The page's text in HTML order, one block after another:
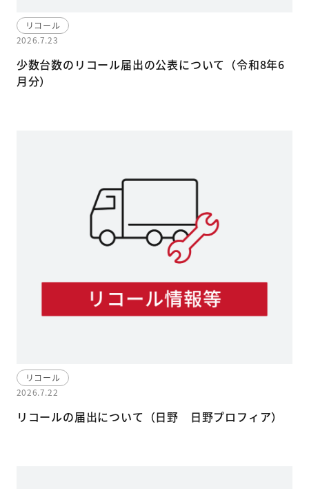
リコール
2026.7.23
少数台数のリコール届出の公表について（令和8年6
月分）
リコール
2026.7.22
リコールの届出について（日野 日野プロフィア）